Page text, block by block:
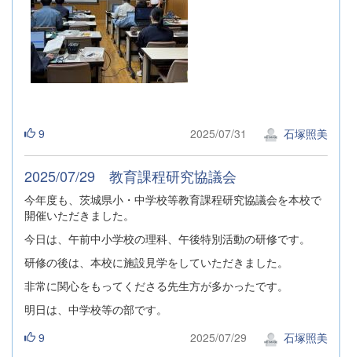
9 2025/07/31 石塚照美
2025/07/29 教育課程研究協議会
今年度も、茨城県小・中学校等教育課程研究協議会を本校で
開催いただきました。
今日は、午前中小学校の理科、午後特別活動の研修です。
研修の後は、本校に施設見学をしていただきました。
非常に関心をもってくださる先生方が多かったです。
明日は、中学校等の部です。
9
2025/07/29 石塚照美